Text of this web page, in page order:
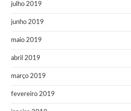
julho 2019
junho 2019
maio 2019
abril 2019
março 2019
fevereiro 2019